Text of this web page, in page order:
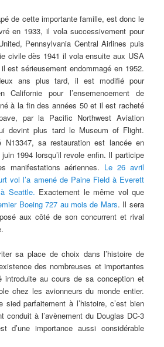
de cette importante famille, est donc le
en 1933, il vola successivement pour
Pennsylvania Central Airlines puis
civile dès 1941 il vola ensuite aux USA
est sérieusement endommagé en 1952.
ans plus tard, il est modifié pour
Californie pour l’ensemencement de
à la fin des années 50 et il est racheté
par la Pacific Northwest Aviation
devint plus tard le Museum of Flight.
N13347, sa restauration est lancée en
1994 lorsqu’il revole enfin. Il participe
manifestations aériennes. Le 26 avril
vol l’a amené de Paine Field à Everett
Seattle. Exactement le même vol que
Boeing 727 au mois de Mars. Il sera
aux côté de son concurrent et rival
sa place de choix dans l’histoire de
des nombreuses et importantes
introduite au cours de sa conception et
chez les avionneurs du monde entier.
sied parfaitement à l’histoire, c’est bien
conduit à l’avènement du Douglas DC-3
d’une importance aussi considérable